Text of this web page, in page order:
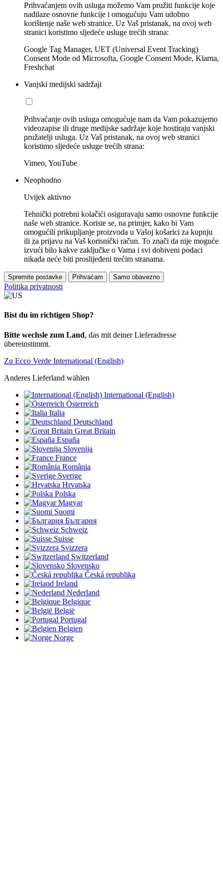
Prihvaćanjem ovih usluga možemo Vam pružiti funkcije koje
nadilaze osnovne funkcije i omogućuju Vam udobno
korištenje naše web stranice. Uz Vaš pristanak, na ovoj web
stranici koristimo sljedeće usluge trećih strana:
Google Tag Manager, UET (Universal Event Tracking)
Consent Mode od Microsofta, Google Consent Mode, Klarna,
Freshchat
Vanjski medijski sadržaji
Prihvaćanje ovih usluga omogućuje nam da Vam pokazujemo
videozapise ili druge medijske sadržaje koje hostiraju vanjski
pružatelji usluga. Uz Vaš pristanak, na ovoj web stranici
koristimo sljedeće usluge trećih strana:
Vimeo, YouTube
Neophodno
Uvijek aktivno
Tehnički potrebni kolačići osiguravaju samo osnovne funkcije
naše web stranice. Koriste se, na primjer, kako bi Vam
omogućili prikupljanje proizvoda u Vašoj košarici za kupnju
ili za prijavu na Vaš korisnički račun. To znači da nije moguće
izvući bilo kakve zaključke o Vama i svi dobiveni podaci
nikada neće biti proslijeđeni trećim stranama.
Spremite postavke Prihvaćam Samo obavezno
Politika privatnosti
Bist du im richtigen Shop?
Bitte wechsle zum Land, das mit deiner Lieferadresse
übereinstimmt.
Zu Ecco Verde International (English)
Anderes Lieferland wählen
International (English)
Österreich
Italia
Deutschland
Great Britain
España
Slovenija
France
România
Sverige
Hrvatska
Polska
Magyar
Suomi
България
Schweiz
Suisse
Svizzera
Switzerland
Slovensko
Česká republika
Ireland
Nederland
Belgique
België
Portugal
Belgien
Norge